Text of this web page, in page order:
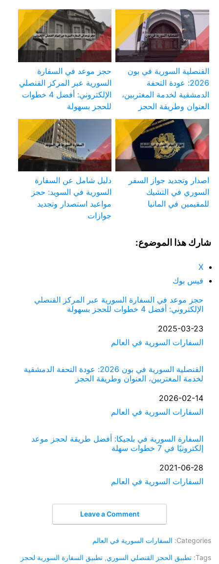
القنصلية السورية في بون
2026: عودة التحفة
الدمشقية لخدمة المغتربين،
العنوان وطريقة الحجز
حجز موعد في السفارة
السورية عبر المركز القنصلي
الإلكتروني: أفضل 4 خطوات
للحجز بسهولة
اصدار وتجديد جواز السفر
السوري في التشيك
للمقيمين في المانيا
دليل شامل عن السفارة
السورية في السويد: حجز
مواعيد استصدار وتجديد
جوازات
شارك هذا الموضوع:
X
فيس بوك
حجز موعد في السفارة السورية عبر المركز القنصلي
الإلكتروني: أفضل 4 خطوات للحجز بسهولة
التاريخ
2025-03-23
في ما يتعلق بما يأتي
السفارات السورية في العالم
القنصلية السورية في بون 2026: عودة التحفة الدمشقية
لخدمة المغتربين، العنوان وطريقة الحجز
التاريخ
2026-02-14
في ما يتعلق بما يأتي
السفارات السورية في العالم
السفارة السورية في بلجيكا: أفضل طريقة لحجز موعد
إلكترونيًا في 7 خطوات سهلة
التاريخ
2021-06-28
في ما يتعلق بما يأتي
السفارات السورية في العالم
Leave a Comment
Categories: السفارات السورية في العالم
Tags: تطبيق الحجز القنصلي السوري, تطبيق السفارة السورية لحجز